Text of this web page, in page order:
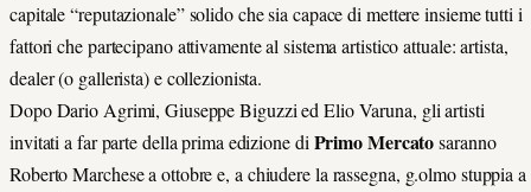
capitale “reputazionale” solido che sia capace di mettere insieme tutti i
fattori che partecipano attivamente al sistema artistico attuale: artista,
dealer (o gallerista) e collezionista.
Dopo Dario Agrimi, Giuseppe Biguzzi ed Elio Varuna, gli artisti
invitati a far parte della prima edizione diPrimo Mercatosaranno
Roberto Marchese a ottobre e, a chiudere la rassegna, g.olmo stuppia a